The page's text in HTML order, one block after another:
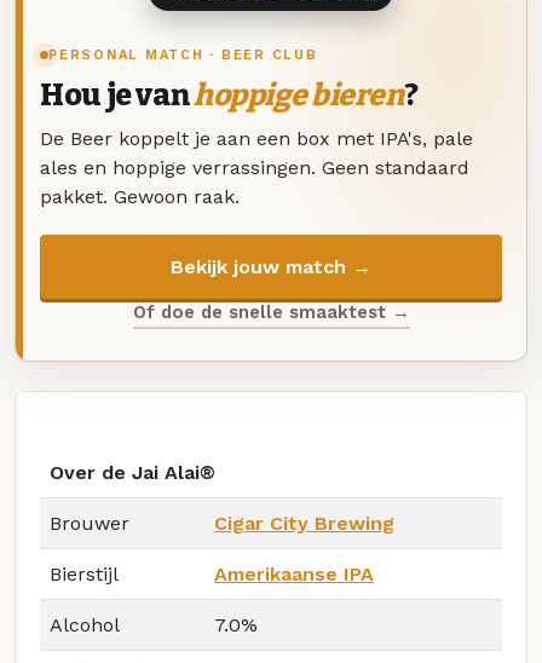
PERSONAL MATCH · BEER CLUB
Hou je vanhoppige bieren?
De Beer koppelt je aan een box met IPA's, pale
ales en hoppige verrassingen. Geen standaard
pakket. Gewoon raak.
Bekijk jouw match →
Of doe de snelle smaaktest →
Over de Jai Alai®
Brouwer Cigar City Brewing
Bierstijl Amerikaanse IPA
Alcohol 7.0%